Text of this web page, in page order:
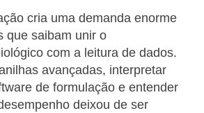
cria uma demanda enorme
que saibam unir o
com a leitura de dados.
avançadas, interpretar
de formulação e entender
deixou de ser